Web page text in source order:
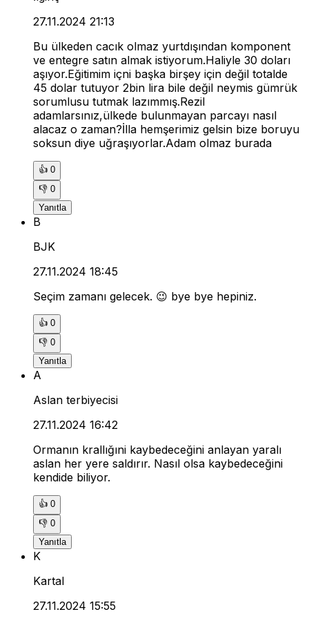
27.11.2024 21:13
Bu ülkeden cacık olmaz yurtdışından komponent
ve entegre satın almak istiyorum.Haliyle 30 doları
aşıyor.Eğitimim içni başka birşey için değil totalde
45 dolar tutuyor 2bin lira bile değil neymis gümrük
sorumlusu tutmak lazımmış.Rezil
adamlarsınız,ülkede bulunmayan parcayı nasıl
alacaz o zaman?İlla hemşerimiz gelsin bize boruyu
soksun diye uğraşıyorlar.Adam olmaz burada
👍 0
👎 0
Yanıtla
B
BJK
27.11.2024 18:45
Seçim zamanı gelecek. 😉 bye bye hepiniz.
👍 0
👎 0
Yanıtla
A
Aslan terbiyecisi
27.11.2024 16:42
Ormanın krallığıni kaybedeceğini anlayan yaralı
aslan her yere saldırır. Nasıl olsa kaybedeceğini
kendide biliyor.
👍 0
👎 0
Yanıtla
K
Kartal
27.11.2024 15:55